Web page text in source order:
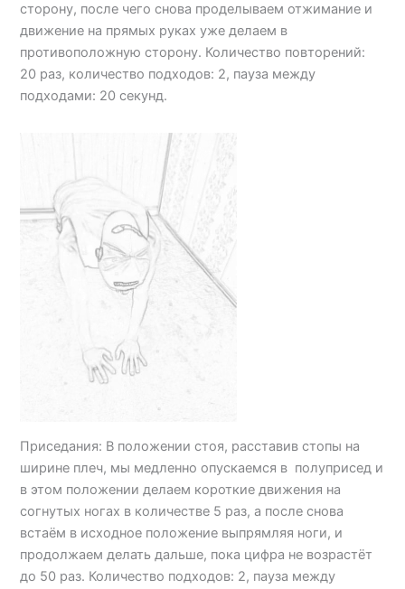
сторону, после чего снова проделываем отжимание и
движение на прямых руках уже делаем в
противоположную сторону. Количество повторений:
20 раз, количество подходов: 2, пауза между
подходами: 20 секунд.
Приседания: В положении стоя, расставив стопы на
ширине плеч, мы медленно опускаемся в полуприсед и
в этом положении делаем короткие движения на
согнутых ногах в количестве 5 раз, а после снова
встаём в исходное положение выпрямляя ноги, и
продолжаем делать дальше, пока цифра не возрастёт
до 50 раз. Количество подходов: 2, пауза между